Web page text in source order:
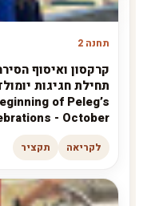
תחנה 2
קרקסון ואיסוף
of Peleg’s
- October
לקריאה תקציר